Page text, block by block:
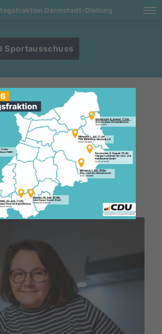
Darmstadt-Dieburg
Sportausschuss
im 15-köpfigen Schule-, Kultur-